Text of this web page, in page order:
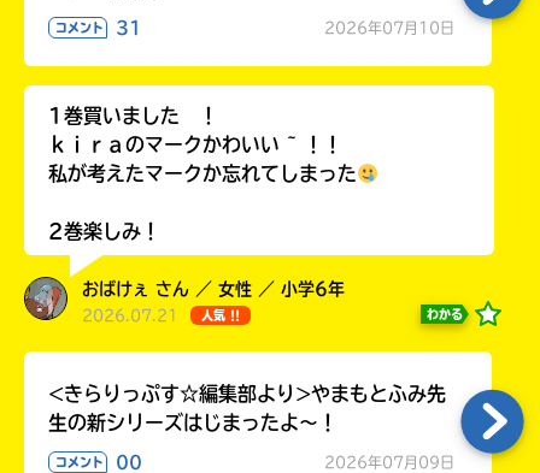
コメント 31 2026年07月10日
1巻買いました ！
ｋｉｒａのマークかわいい ~ ！！
私が考えたマークか忘れてしまった
2巻楽しみ！
おばけぇ さん ／ 女性 ／ 小学6年
2026.07.21 人気 !! わかる
<きらりっぷす☆編集部より>やまもとふみ先
生の新シリーズはじまったよ～！
コメント 00 2026年07月09日